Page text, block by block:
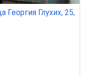
Георгия Глухих, 25,